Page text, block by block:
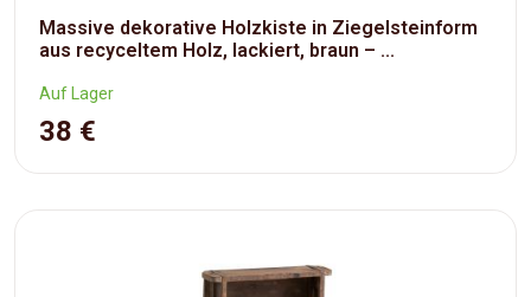
Massive dekorative Holzkiste in Ziegelsteinform
aus recyceltem Holz, lackiert, braun – ...
Auf Lager
38 €